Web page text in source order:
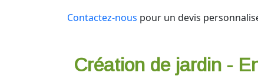
Contactez-nous pour un devis
Création de jardin -